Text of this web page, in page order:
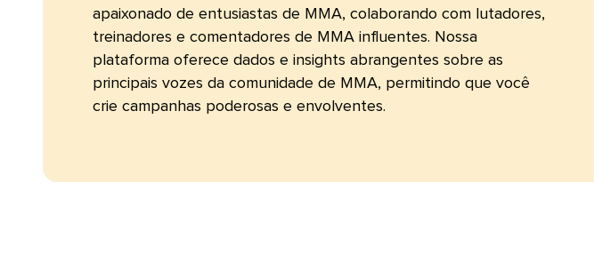
apaixonado de entusiastas de MMA, colaborando com lutadores,
treinadores e comentadores de MMA influentes. Nossa
plataforma oferece dados e insights abrangentes sobre as
principais vozes da comunidade de MMA, permitindo que você
crie campanhas poderosas e envolventes.​​